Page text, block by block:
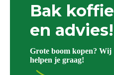
Bak koffie
en advies!
Grote boom kopen? Wij
helpen je graag!